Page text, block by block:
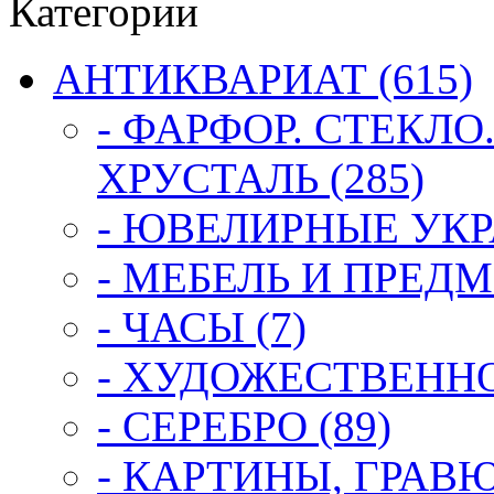
Категории
АНТИКВАРИАТ (615)
- ФАРФОР.
ХРУСТАЛЬ (285)
- ЮВЕЛИРНЫЕ
- МЕБЕЛЬ И
- ЧАСЫ (7)
-
- СЕРЕБРО (89)
- КАРТИНЫ,